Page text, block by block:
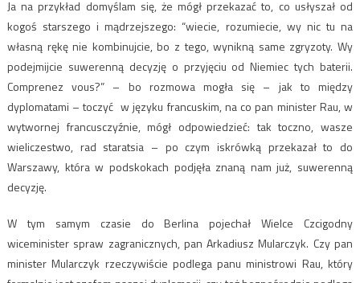
Ja na przykład domyślam się, że mógł przekazać to, co usłyszał od
kogoś starszego i mądrzejszego: “wiecie, rozumiecie, wy nic tu na
własną rękę nie kombinujcie, bo z tego, wynikną same zgryzoty. Wy
podejmijcie suwerenną decyzję o przyjęciu od Niemiec tych baterii.
Comprenez vous?” – bo rozmowa mogła się – jak to między
dyplomatami – toczyć w języku francuskim, na co pan minister Rau, w
wytwornej francusczyźnie, mógł odpowiedzieć: tak toczno, wasze
wieliczestwo, rad staratsia – po czym iskrówką przekazał to do
Warszawy, która w podskokach podjęła znaną nam już, suwerenną
decyzję.
W tym samym czasie do Berlina pojechał Wielce Czcigodny
wiceminister spraw zagranicznych, pan Arkadiusz Mularczyk. Czy pan
minister Mularczyk rzeczywiście podlega panu ministrowi Rau, który